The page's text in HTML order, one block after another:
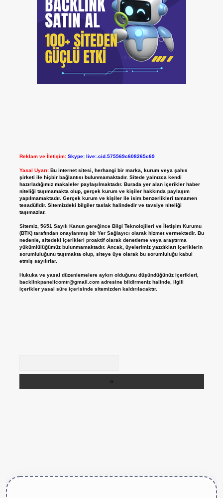
Reklam ve İletişim: Skype: live:.cid.575569c608265c69
Yasal Uyarı: Bu internet sitesi, herhangi bir marka, kurum veya şahıs
şirketi ile hiçbir bağlantısı bulunmamaktadır. Sitede yalnızca kendi
hazırladığımız makaleler paylaşılmaktadır. Burada yer alan içerikler haber
niteliği taşımamakta olup, gerçek kurum ve kişiler hakkında paylaşım
yapılmamaktadır. Gerçek kurum ve kişiler ile isim benzerlikleri tamamen
tesadüfidir. Sitemizdeki bilgiler taslak halindedir ve tavsiye niteliği
taşımazlar.
Sitemiz, 5651 Sayılı Kanun gereğince Bilgi Teknolojileri ve İletişim Kurumu
(BTK) tarafından onaylanmış bir Yer Sağlayıcı olarak hizmet vermektedir. Bu
nedenle, sitedeki içerikleri proaktif olarak denetleme veya araştırma
yükümlülüğümüz bulunmamaktadır. Ancak, üyelerimiz yazdıkları içeriklerin
sorumluluğunu taşımakta olup, siteye üye olarak bu sorumluluğu kabul
etmiş sayılırlar.
Hukuka ve yasal düzenlemelere aykırı olduğunu düşündüğünüz içerikleri,
backlinkpanelicomtr@gmail.comadresine bildirmeniz halinde, ilgili
içerikler yasal süre içerisinde sitemizden kaldırılacaktır.